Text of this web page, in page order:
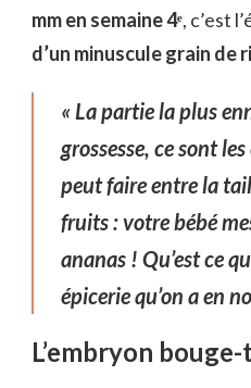
mm en semaine 4ᵉ, c’est
d’un minuscule grain de
« La partie la plus
grossesse, ce sont
peut faire entre la
fruits : votre bébé
ananas ! Qu’est ce
épicerie qu’on a en
L’embryon